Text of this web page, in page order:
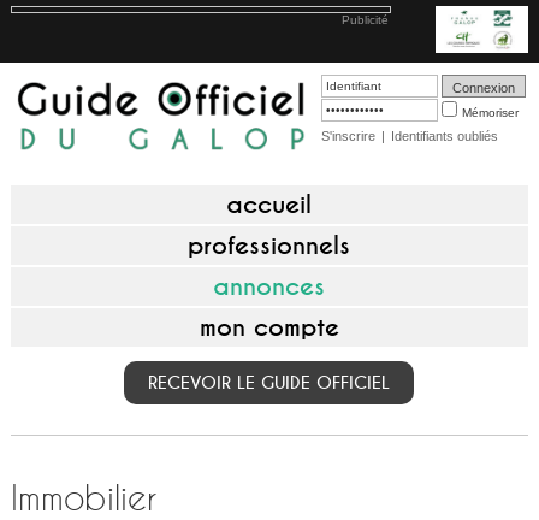
Publicité
Mémoriser
S'inscrire | Identifiants oubliés
accueil
professionnels
annonces
mon compte
RECEVOIR LE GUIDE OFFICIEL
Immobilier